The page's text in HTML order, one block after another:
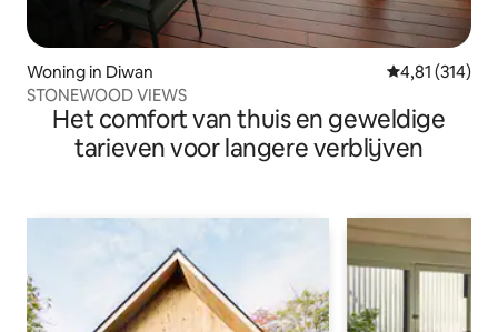
Woning in Diwan Gemiddelde
4,81 (314)
STONEWOOD VIEWS
Het comfort van thuis en geweldige
tarieven voor langere verblijven